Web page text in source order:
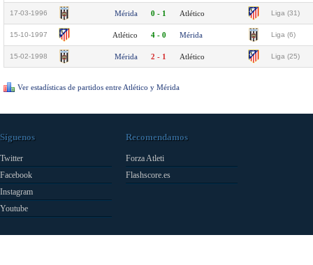
17-03-1996 Mérida 0 - 1 Atlético Liga (31)
15-10-1997 Atlético 4 - 0 Mérida Liga (6)
15-02-1998 Mérida 2 - 1 Atlético Liga (25)
Ver estadísticas de partidos entre Atlético y Mérida
Síguenos
Twitter
Facebook
Instagram
Youtube
Recomendamos
Forza Atleti
Flashscore.es